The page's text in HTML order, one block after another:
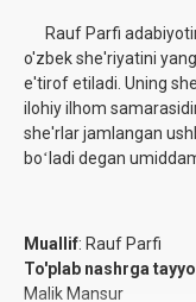
Rauf Parfi
o'zbek she'riyatini
e'tirof etiladi. Uning
ilohiy ilhom
she'rlar jamlangan
boʻladi degan
Muallif: Rauf Parfi
To'plab nashrga
Malik Mansur